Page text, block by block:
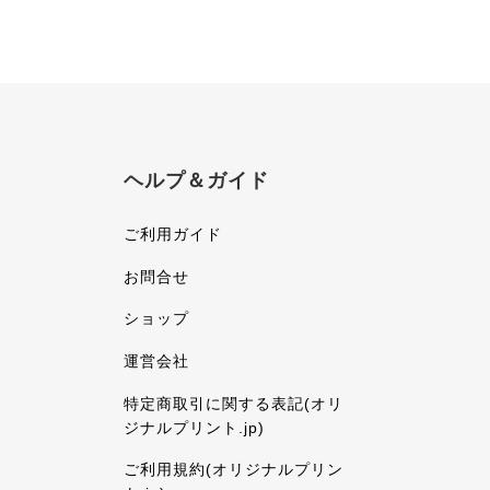
ヘルプ＆ガイド
ご利用ガイド
お問合せ
ショップ
運営会社
特定商取引に関する表記(オリ
ジナルプリント.jp)
ご利用規約(オリジナルプリン